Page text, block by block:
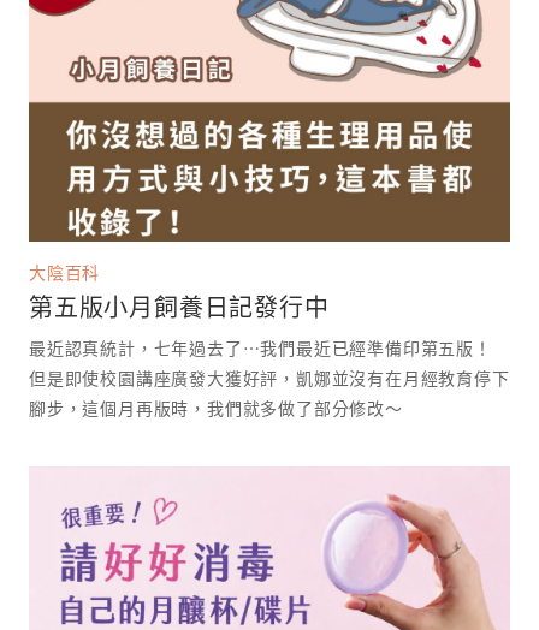
大陰百科
第五版小月飼養日記發行中
最近認真統計，七年過去了⋯我們最近已經準備印第五版！
但是即使校園講座廣發大獲好評，凱娜並沒有在月經教育停下
腳步，這個月再版時，我們就多做了部分修改～